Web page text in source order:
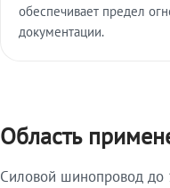
обеспечивает предел
документации.
Область
Силовой шинопровод до